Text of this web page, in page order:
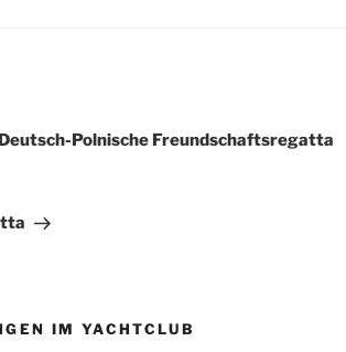
Polnische Freundschaftsregatta
IM YACHTCLUB